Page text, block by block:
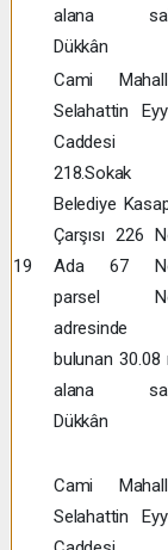
alana
Dükkân
19
Cami
Selahattin
Caddesi
218.Sokak
Belediye
Çarşısı 226
Ada 67
parsel
adresinde
bulunan 30.08
alana
Dükkân
Cami
Selahattin